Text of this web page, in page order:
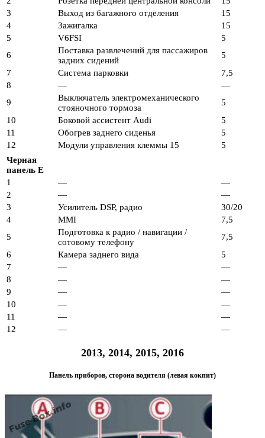
3
Выход из багажного отделения
15
4
Зажигалка
15
5
V6FSI
5
6
Поставка развлечений для пассажиров
задних сидений
5
7
Система парковки
7,5
8
—
—
9
Выключатель электромеханического
стояночного тормоза
5
10
Боковой ассистент Audi
5
11
Обогрев заднего сиденья
5
12
Модули управления клеммы 15
5
Черная
панель E
1
—
—
2
—
—
3
Усилитель DSP, радио
30/20
4
MMI
7,5
5
Подготовка к радио / навигации /
сотовому телефону
7,5
6
Камера заднего вида
5
7
—
—
8
—
—
9
—
—
10
—
—
11
—
—
12
— —
2013, 2014, 2015, 2016
Панель приборов, сторона водителя (левая кокпит)